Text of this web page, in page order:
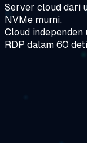
Server cloud dari
NVMe murni.
Cloud
RDP dalam 60